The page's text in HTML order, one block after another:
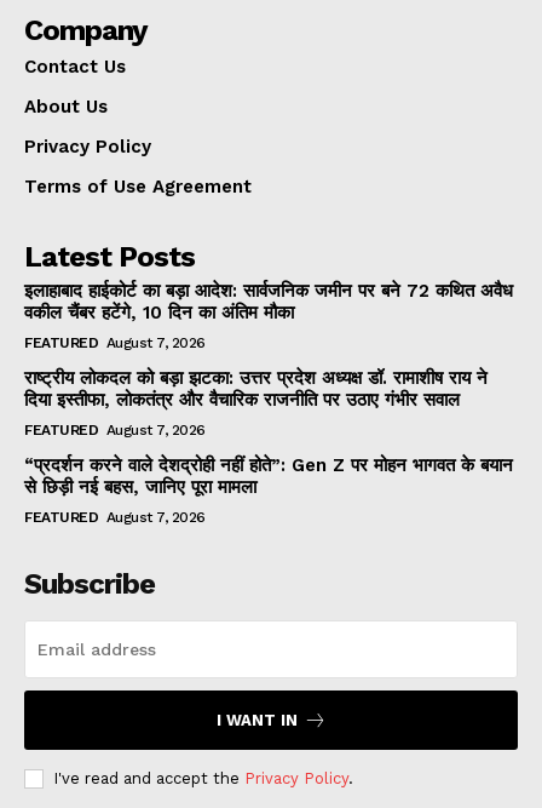
Company
Contact Us
About Us
Privacy Policy
Terms of Use Agreement
Latest Posts
इलाहाबाद हाईकोर्ट का बड़ा आदेश: सार्वजनिक जमीन पर बने 72 कथित अवैध
वकील चैंबर हटेंगे, 10 दिन का अंतिम मौका
FEATURED August 7, 2026
राष्ट्रीय लोकदल को बड़ा झटका: उत्तर प्रदेश अध्यक्ष डॉ. रामाशीष राय ने
दिया इस्तीफा, लोकतंत्र और वैचारिक राजनीति पर उठाए गंभीर सवाल
FEATURED August 7, 2026
“प्रदर्शन करने वाले देशद्रोही नहीं होते”: Gen Z पर मोहन भागवत के बयान
से छिड़ी नई बहस, जानिए पूरा मामला
FEATURED August 7, 2026
Subscribe
I WANT IN
I've read and accept the Privacy Policy.